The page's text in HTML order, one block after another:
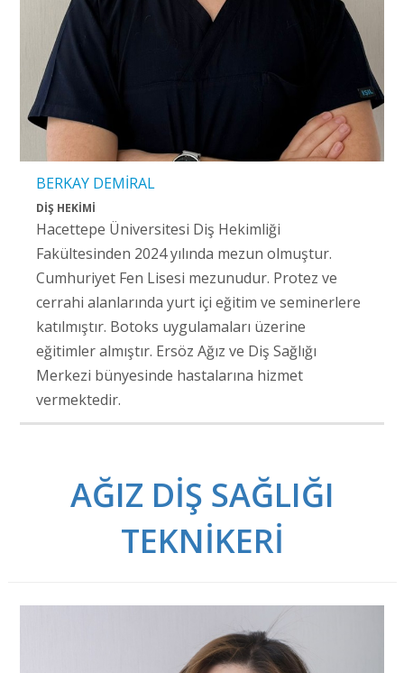
BERKAY DEMİRAL
DİŞ HEKİMİ
Hacettepe Üniversitesi Diş Hekimliği
Fakültesinden 2024 yılında mezun olmuştur.
Cumhuriyet Fen Lisesi mezunudur. Protez ve
cerrahi alanlarında yurt içi eğitim ve seminerlere
katılmıştır. Botoks uygulamaları üzerine
eğitimler almıştır. Ersöz Ağız ve Diş Sağlığı
Merkezi bünyesinde hastalarına hizmet
vermektedir.
AĞIZ DİŞ SAĞLIĞI
TEKNİKERİ